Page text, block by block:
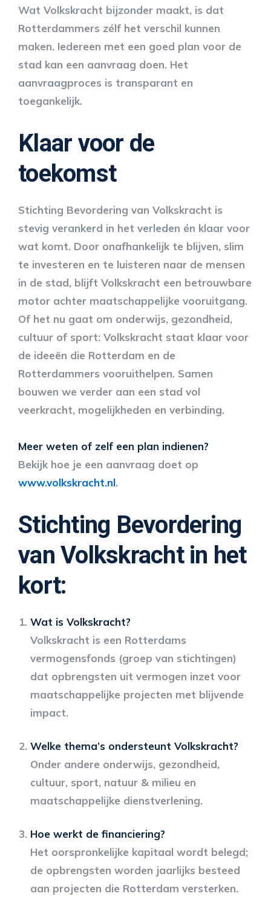
Wat Volkskracht bijzonder maakt, is dat
Rotterdammers zélf het verschil kunnen
maken. Iedereen met een goed plan voor de
stad kan een aanvraag doen. Het
aanvraagproces is transparant en
toegankelijk.
Klaar voor de
toekomst
Stichting Bevordering van Volkskracht is
stevig verankerd in het verleden én klaar voor
wat komt. Door onafhankelijk te blijven, slim
te investeren en te luisteren naar de mensen
in de stad, blijft Volkskracht een betrouwbare
motor achter maatschappelijke vooruitgang.
Of het nu gaat om onderwijs, gezondheid,
cultuur of sport: Volkskracht staat klaar voor
de ideeën die Rotterdam en de
Rotterdammers vooruithelpen. Samen
bouwen we verder aan een stad vol
veerkracht, mogelijkheden en verbinding.
Meer weten of zelf een plan indienen?
Bekijk hoe je een aanvraag doet op
www.volkskracht.nl.
Stichting Bevordering
van Volkskracht in het
kort:
Wat is Volkskracht?
Volkskracht is een Rotterdams
vermogensfonds (groep van stichtingen)
dat opbrengsten uit vermogen inzet voor
maatschappelijke projecten met blijvende
impact.
Welke thema’s ondersteunt Volkskracht?
Onder andere onderwijs, gezondheid,
cultuur, sport, natuur & milieu en
maatschappelijke dienstverlening.
Hoe werkt de financiering?
Het oorspronkelijke kapitaal wordt belegd;
de opbrengsten worden jaarlijks besteed
aan projecten die Rotterdam versterken.